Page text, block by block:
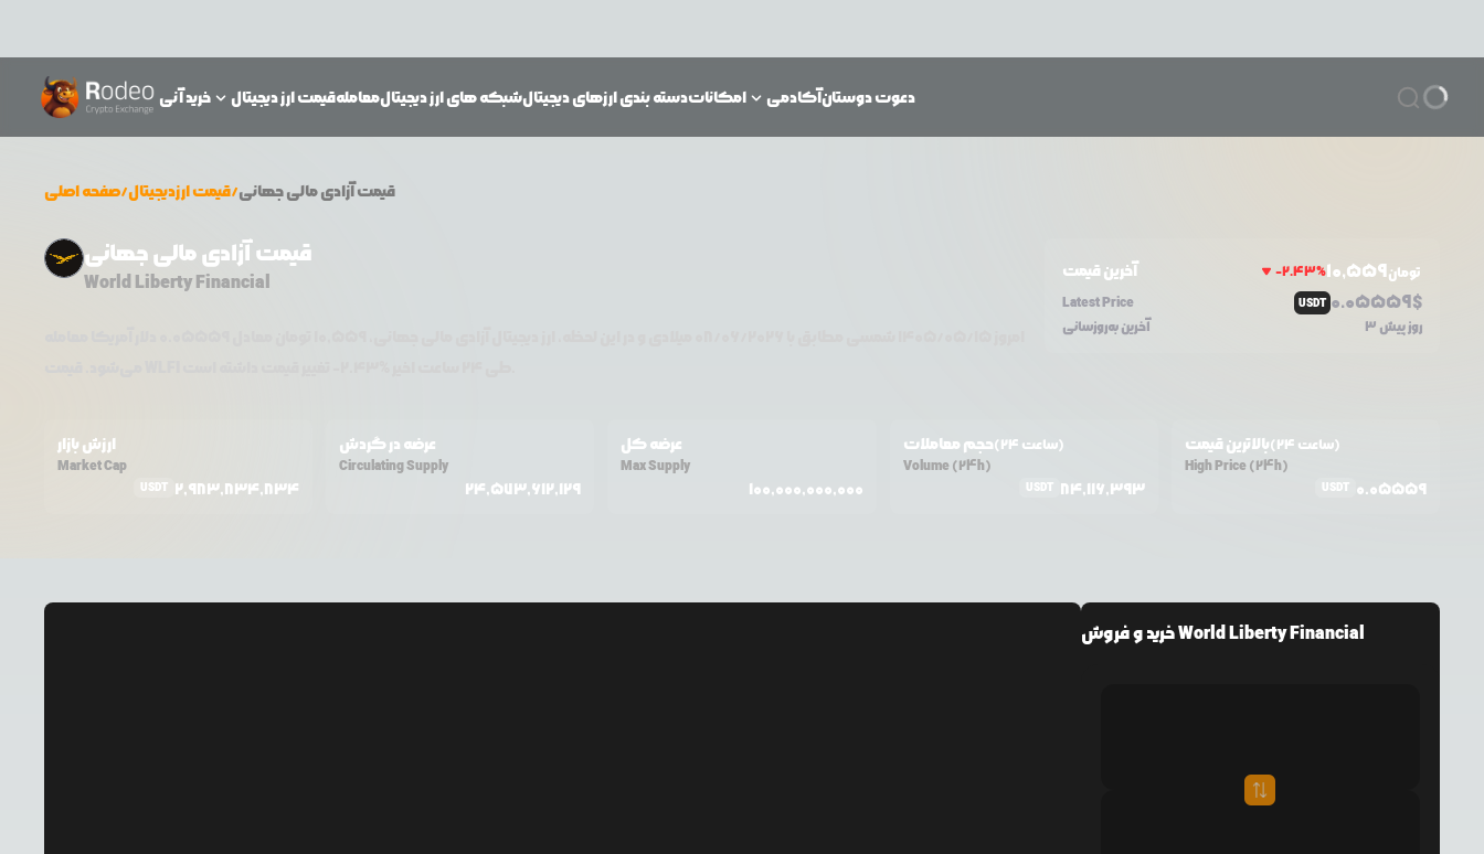
خرید آنی قیمت ارز دیجیتالمعاملهشبکه‌ های ارز دیجیتالدسته بندی ارزهای دیجیتالامکانات آکادمیدعوت دوستان
صفحه اصلی/قیمت ارزدیجیتال/ قیمتآزادی مالی جهانی
قیمت آزادی مالی جهانی
World Liberty Financial آخرین قیمت -2.43%10,559تومان
Latest Price
USDT 0.05559$
آخرین به‌روزسانی 3 روز پیش
ارزش بازار
Market Cap
USDT 2,983,834,834
عرضه در گردش
Circulating Supply
24,573,612,129
عرضه کل
Max Supply
100,000,000,000
حجم معاملات
(24 ساعت)
Volume (24h)
USDT 84,116,393
بالاترین قیمت
(24 ساعت)
High Price (24h)
USDT 0.05559
خرید و فروش World Liberty Financial